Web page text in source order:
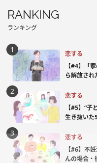
RANKING
ランキング
恋する
【#4】「
ら解放され
恋する
【#5】“
生き抜いた
恋する
【#6】不
んの場合・